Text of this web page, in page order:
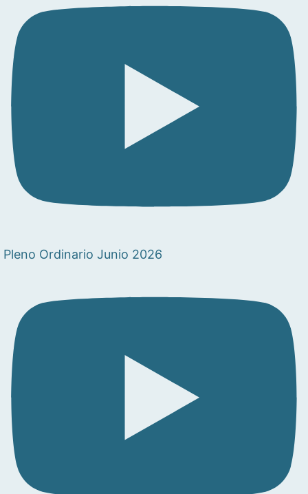
Pleno Ordinario Junio 2026